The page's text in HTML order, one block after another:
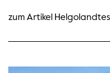
zum Artikel